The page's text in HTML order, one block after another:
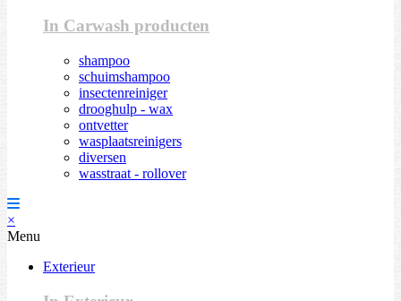
In Carwash producten
shampoo
schuimshampoo
insectenreiniger
drooghulp - wax
ontvetter
wasplaatsreinigers
diversen
wasstraat - rollover
×
Menu
Exterieur